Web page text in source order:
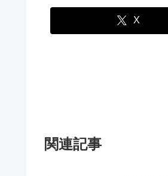
X
関連記事